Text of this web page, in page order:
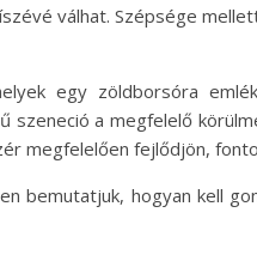
válhat. Szépsége
egy zöldborsóra
szeneció a megfelelő
megfelelően fejlődjön,
bemutatjuk, hogyan kell